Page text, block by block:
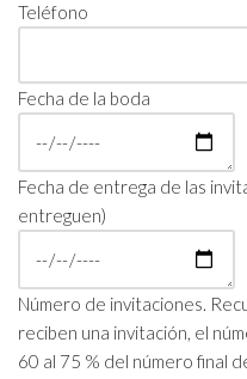
Teléfono
Fecha de la boda
Fecha de entrega de las
entreguen)
Número de invitaciones.
reciben una invitación, el
60 al 75 % del número final